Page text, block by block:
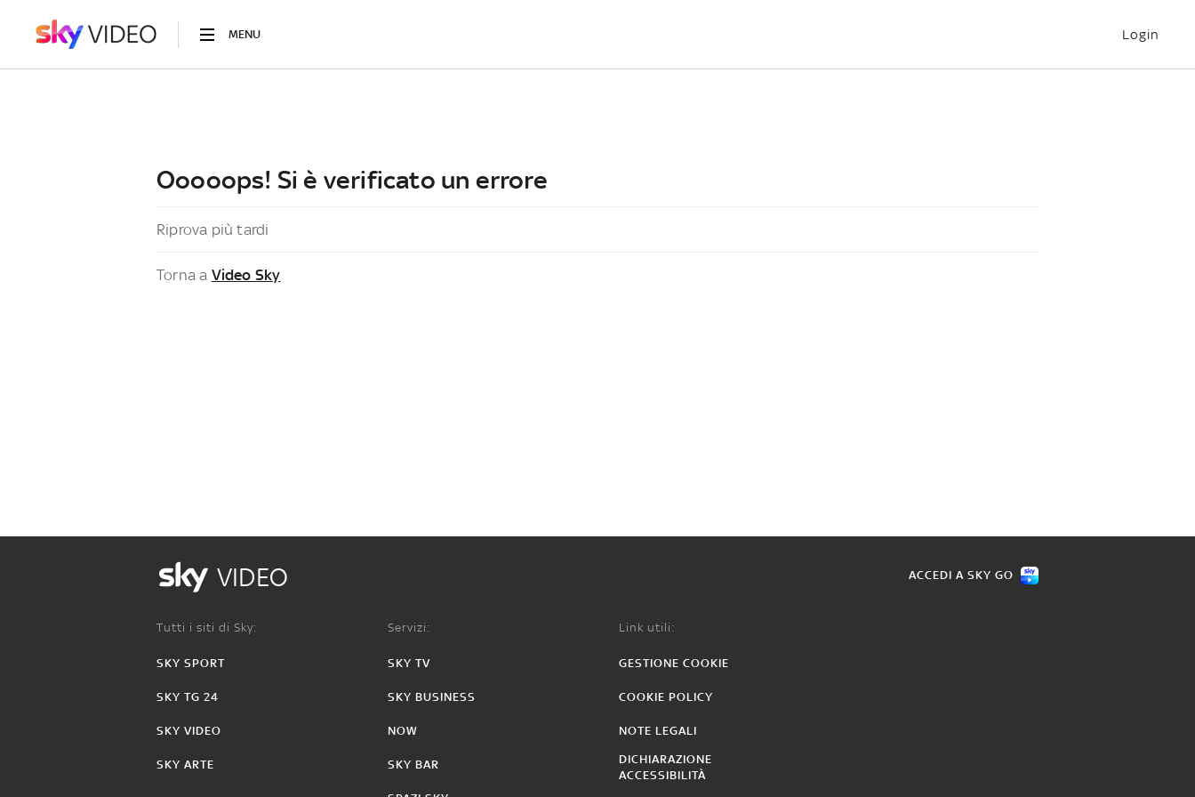
MENU Login
Ooooops! Si è verificato un errore
Riprova più tardi
Torna a Video Sky
VIDEO ACCEDI A SKY GO
Tutti i siti di Sky:
SKY SPORT
SKY TG 24
SKY VIDEO
SKY ARTE
Servizi:
SKY TV
SKY BUSINESS
NOW
SKY BAR
Link utili:
GESTIONE COOKIE
COOKIE POLICY
NOTE LEGALI
DICHIARAZIONE
ACCESSIBILITÀ